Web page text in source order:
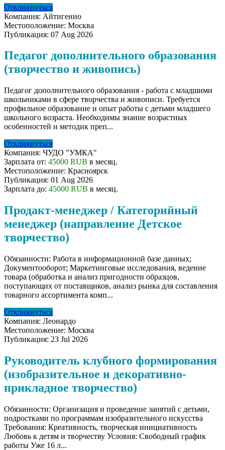
Откликнуться
Компания: Айтигенио
Местоположение: Москва
Публикация: 07 Aug 2026
Педагог дополнительного образования
(творчество и живопись)
Педагог дополнительного образования - работа с младшими
школьниками в сфере творчества и живописи. Требуется
профильное образование и опыт работы с детьми младшего
школьного возраста. Необходимы знание возрастных
особенностей и методик преп...
Откликнуться
Компания: ЧУДО "УМКА"
Зарплата от: 45000 RUB в месяц.
Местоположение: Красноярск
Публикация: 01 Aug 2026
Зарплата до: 45000 RUB в месяц.
Продакт-менеджер / Категорийный
менеджер (направление Детское
творчество)
Обязанности: Работа в информационной базе данных;
Документооборот; Маркетинговые исследования, ведение
товара (обработка и анализ пригодности образцов,
поступающих от поставщиков, анализ рынка для составления
товарного ассортимента комп...
Откликнуться
Компания: Леонардо
Местоположение: Москва
Публикация: 23 Jul 2026
Руководитель клубного формирования
(изобразительное и декоративно-
прикладное творчество)
Обязанности: Организация и проведение занятий с детьми,
подростками по программам изобразительного искусства
Требования: Креативность, творческая инициативность
Любовь к детям и творчеству Условия: Свободный график
работы Уже 16 л...